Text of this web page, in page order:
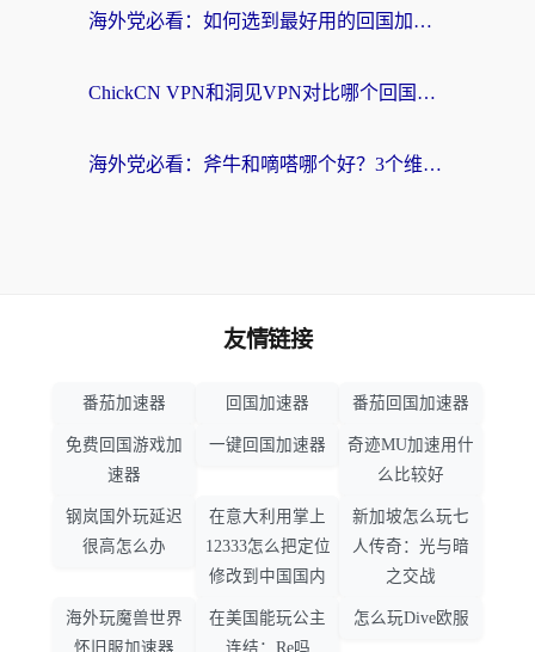
海外党必看：如何选到最好用的回国加速器？从节点到售后的全维度指南
ChickCN VPN和洞见VPN对比哪个回国效果更好？海外党亲测3款加速器+避坑指南
海外党必看：斧牛和嘀嗒哪个好？3个维度教你选对回国加速器
友情链接
番茄加速器 回国加速器 番茄回国加速器
免费回国游戏加
速器
一键回国加速器
奇迹MU加速用什
么比较好
钢岚国外玩延迟
很高怎么办
在意大利用掌上
12333怎么把定位
修改到中国国内
新加坡怎么玩七
人传奇：光与暗
之交战
海外玩魔兽世界
怀旧服加速器
在美国能玩公主
连结：Re吗
怎么玩Dive欧服